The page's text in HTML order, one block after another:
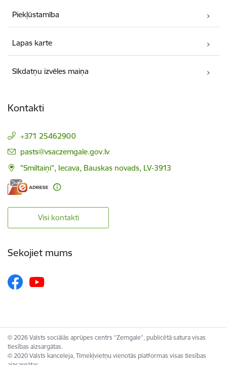
Piekļūstamība
Lapas karte
Sīkdatņu izvēles maiņa
Kontakti
+371 25462900
E-pasts:
pasts@vsaczemgale.gov.lv
"Smiltaiņi", Iecava, Bauskas novads, LV-3913
Visi kontakti
Sekojiet mums
© 2026 Valsts sociālās aprūpes centrs “Zemgale”, publicētā satura visas
tiesības aizsargātas.
© 2020 Valsts kanceleja, Tīmekļvietņu vienotās platformas visas tiesības